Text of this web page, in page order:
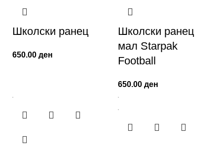
Школски ранец
650.00 ден
Школски ранец
мал Starpak
Football
650.00 ден